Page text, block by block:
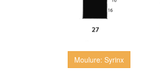
Moulure: Syrinx